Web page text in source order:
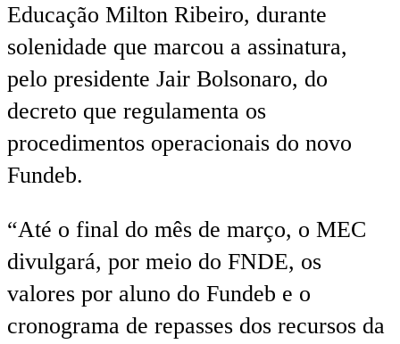
Educação Milton Ribeiro, durante
solenidade que marcou a assinatura,
pelo presidente Jair Bolsonaro, do
decreto que regulamenta os
procedimentos operacionais do novo
Fundeb.
“Até o final do mês de março, o MEC
divulgará, por meio do FNDE, os
valores por aluno do Fundeb e o
cronograma de repasses dos recursos da